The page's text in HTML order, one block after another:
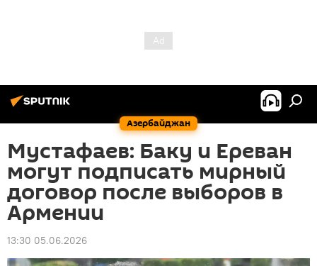
Азербайджан
Мустафаев: Баку и Ереван
могут подписать мирный
договор после выборов в
Армении
13:30 05.06.2026